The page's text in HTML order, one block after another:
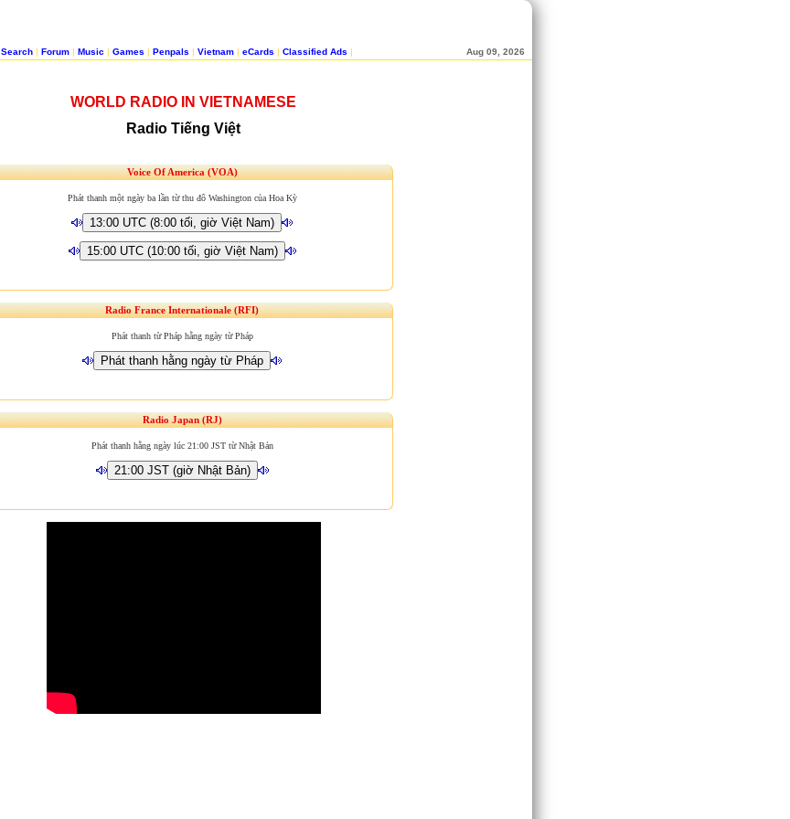
Search | Forum | Music | Games | Penpals | Vietnam | eCards | Classified Ads | Aug 09, 2026
WORLD RADIO IN VIETNAMESE
Radio Tiếng Việt
Voice Of America (VOA)
Phát thanh một ngày ba lần từ thu đô Washington của Hoa Kỳ
Radio France Internationale (RFI)
Phát thanh từ Pháp hằng ngày từ Pháp
Radio Japan (RJ)
Phát thanh hằng ngày lúc 21:00 JST từ Nhật Bản